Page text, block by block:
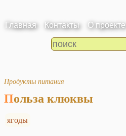
Главная Контакты О проекте
Продукты питания
Польза клюквы
ягоды